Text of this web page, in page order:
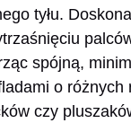
tyłu.
spójną,
o różnych
czy